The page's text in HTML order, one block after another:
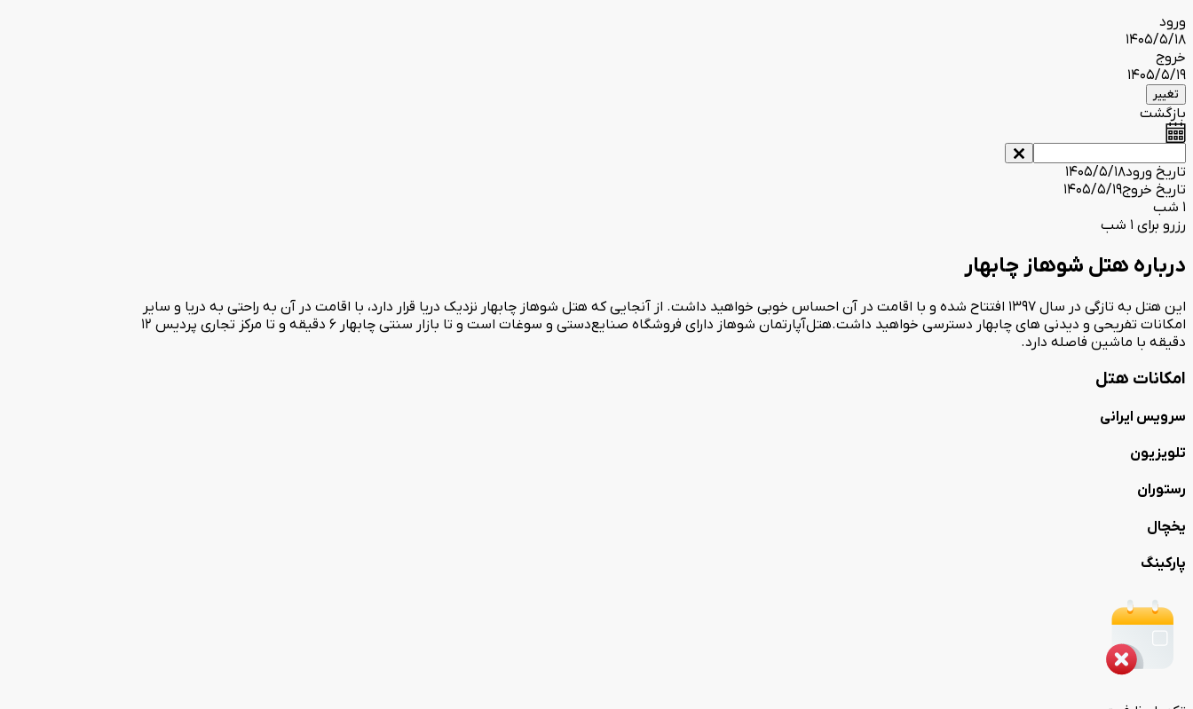
ورود
1405/5/18
خروج
1405/5/19
تغییر
بازگشت
تاریخ ورود1405/5/18
تاریخ خروج1405/5/19
1 شب
رزرو برای 1 شب
درباره هتل شوهاز چابهار
این هتل به تازگی در سال 1397 افتتاح شده و با اقامت در آن احساس خوبی خواهید داشت. از آنجایی که هتل شوهاز چابهار نزدیک دریا قرار دارد، با اقامت در آن به راحتی به دریا و سایر
امکانات تفریحی و دیدنی های چابهار دسترسی خواهید داشت.هتل‌آپارتمان شوهاز دارای فروشگاه صنایع‌دستی و سوغات است و تا بازار سنتی چابهار 6 دقیقه و تا مرکز تجاری پردیس 12
دقیقه با ماشین فاصله دارد.
امکانات هتل
سرویس ایرانی
تلویزیون
رستوران
یخچال
پارکینگ